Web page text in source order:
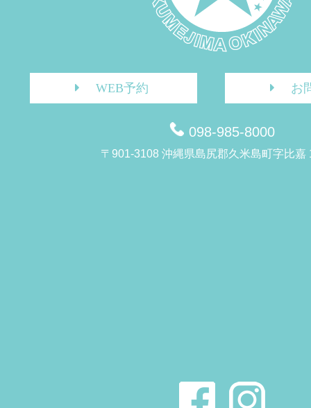
WEB予約 お
098-985-8000
〒901-3108 沖縄県島尻郡久米島町字比嘉